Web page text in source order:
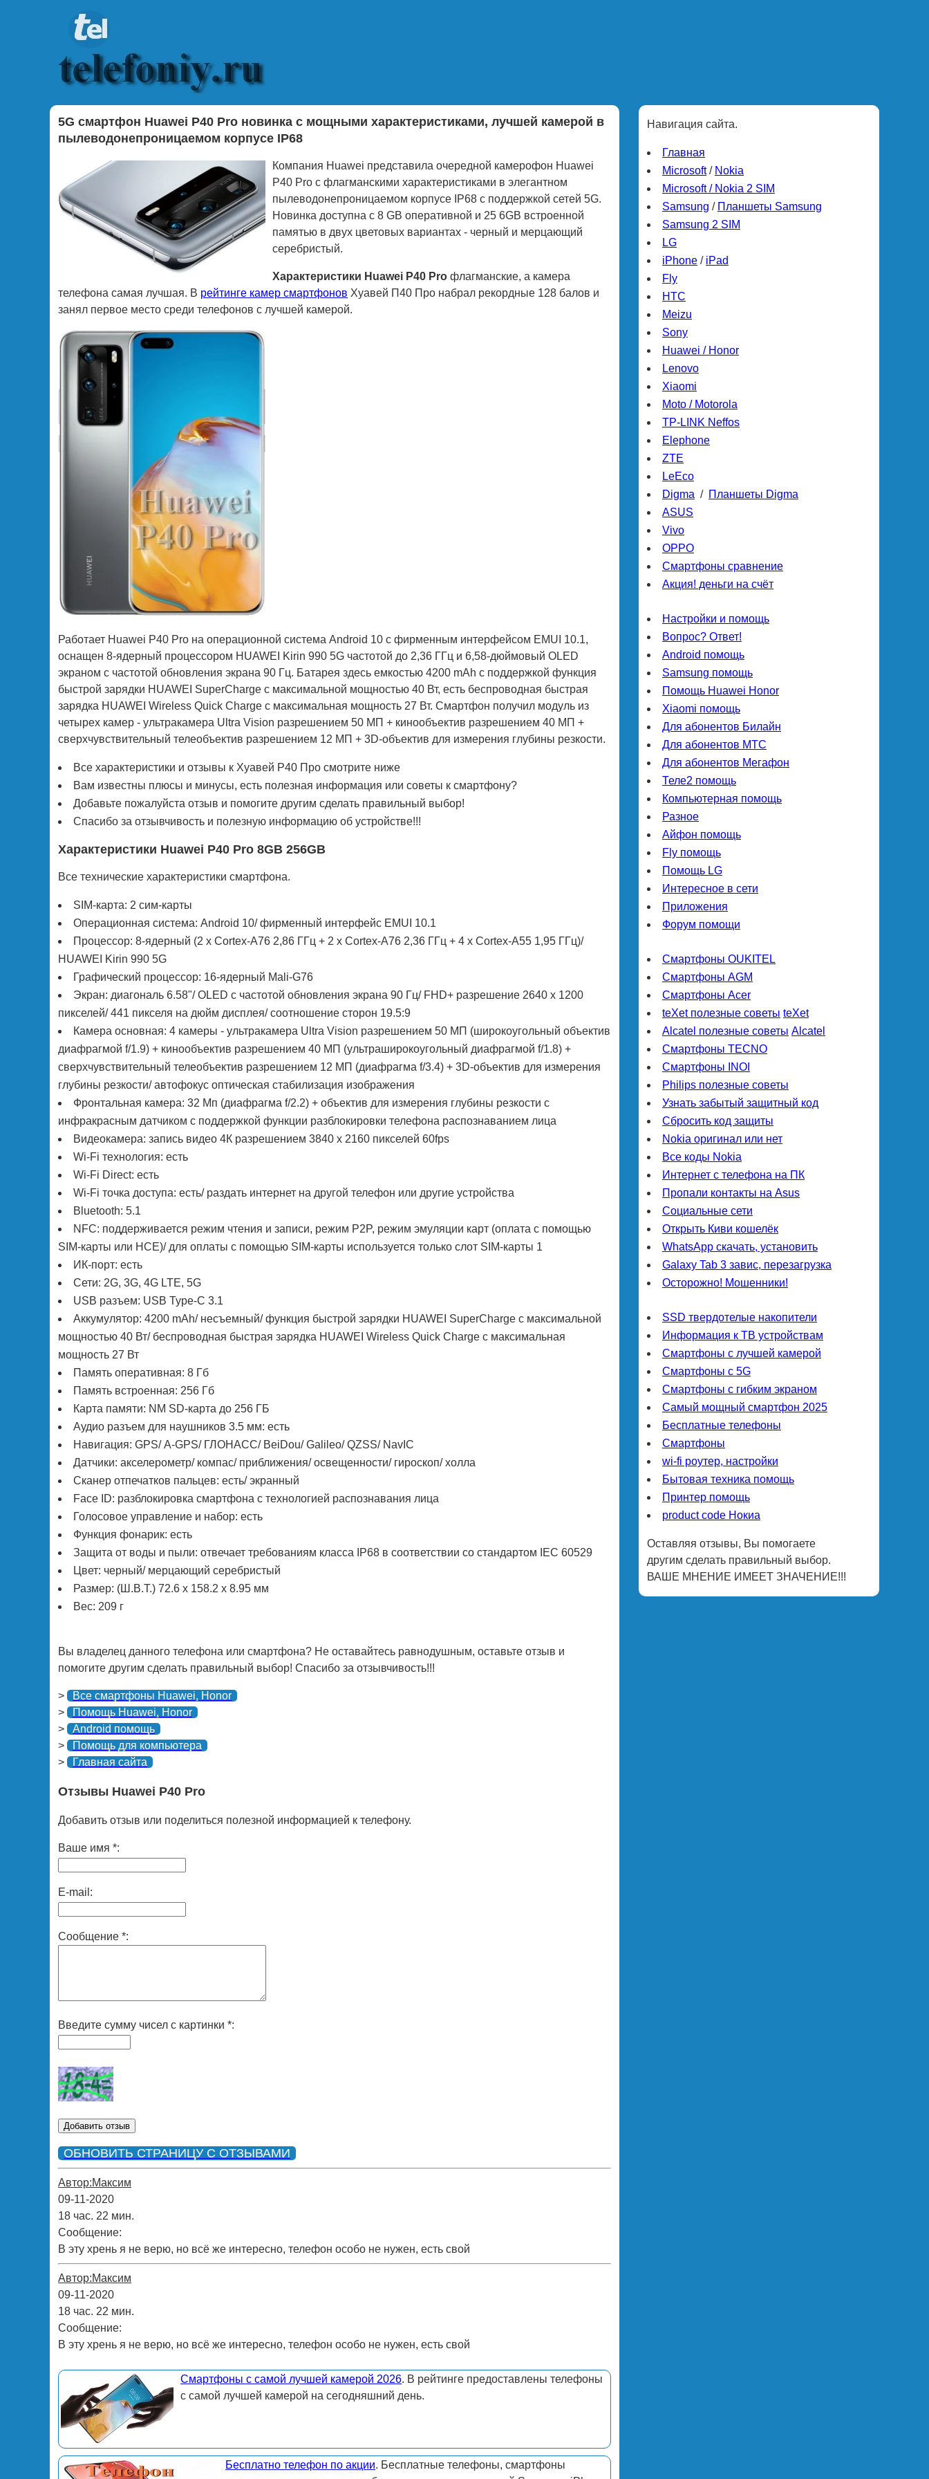
5G смартфон Huawei P40 Pro новинка с мощными характеристиками, лучшей камерой в
пылеводонепроницаемом корпусе IP68
Компания Huawei представила очередной камерофон Huawei
P40 Pro с флагманскими характеристиками в элегантном
пылеводонепроницаемом корпусе IP68 с поддержкой сетей 5G.
Новинка доступна с 8 GB оперативной и 25 6GB встроенной
памятью в двух цветовых вариантах - черный и мерцающий
серебристый.
Характеристики Huawei P40 Pro флагманские, а камера
телефона самая лучшая. В рейтинге камер смартфонов Хуавей П40 Про набрал рекордные 128 балов и
занял первое место среди телефонов с лучшей камерой.
Работает Huawei P40 Pro на операционной система Android 10 с фирменным интерфейсом EMUI 10.1,
оснащен 8-ядерный процессором HUAWEI Kirin 990 5G частотой до 2,36 ГГц и 6,58-дюймовый OLED
экраном с частотой обновления экрана 90 Гц. Батарея здесь емкостью 4200 mAh с поддержкой функция
быстрой зарядки HUAWEI SuperCharge с максимальной мощностью 40 Вт, есть беспроводная быстрая
зарядка HUAWEI Wireless Quick Charge с максимальная мощность 27 Вт. Смартфон получил модуль из
четырех камер - ультракамера Ultra Vision разрешением 50 МП + кинообъектив разрешением 40 МП +
сверхчувствительный телеобъектив разрешением 12 МП + 3D-объектив для измерения глубины резкости.
Все характеристики и отзывы к Хуавей Р40 Про смотрите ниже
Вам известны плюсы и минусы, есть полезная информация или советы к смартфону?
Добавьте пожалуйста отзыв и помогите другим сделать правильный выбор!
Спасибо за отзывчивость и полезную информацию об устройстве!!!
Характеристики Huawei P40 Pro 8GB 256GB
Все технические характеристики смартфона.
SIM-карта: 2 сим-карты
Операционная система: Android 10/ фирменный интерфейс EMUI 10.1
Процессор: 8-ядерный (2 х Cortex-A76 2,86 ГГц + 2 х Cortex-A76 2,36 ГГц + 4 х Cortex-A55 1,95 ГГц)/
HUAWEI Kirin 990 5G
Графический процессор: 16-ядерный Mali-G76
Экран: диагональ 6.58"/ OLED с частотой обновления экрана 90 Гц/ FHD+ разрешение 2640 x 1200
пикселей/ 441 пикселя на дюйм дисплея/ соотношение сторон 19.5:9
Камера основная: 4 камеры - ультракамера Ultra Vision разрешением 50 МП (широкоугольный объектив
диафрагмой f/1.9) + кинообъектив разрешением 40 МП (ультраширокоугольный диафрагмой f/1.8) +
сверхчувствительный телеобъектив разрешением 12 МП (диафрагма f/3.4) + 3D-объектив для измерения
глубины резкости/ автофокус оптическая стабилизация изображения
Фронтальная камера: 32 Мп (диафрагма f/2.2) + объектив для измерения глубины резкости с
инфракрасным датчиком с поддержкой функции разблокировки телефона распознаванием лица
Видеокамера: запись видео 4К разрешением 3840 х 2160 пикселей 60fps
Wi-Fi технология: есть
Wi-Fi Direct: есть
Wi-Fi точка доступа: есть/ раздать интернет на другой телефон или другие устройства
Bluetooth: 5.1
NFC: поддерживается режим чтения и записи, режим P2P, режим эмуляции карт (оплата с помощью
SIM-карты или HCE)/ для оплаты с помощью SIM-карты используется только слот SIM-карты 1
ИК-порт: есть
Сети: 2G, 3G, 4G LTE, 5G
USB разъем: USB Type-C 3.1
Аккумулятор: 4200 mAh/ несъемный/ функция быстрой зарядки HUAWEI SuperCharge с максимальной
мощностью 40 Вт/ беспроводная быстрая зарядка HUAWEI Wireless Quick Charge с максимальная
мощность 27 Вт
Память оперативная: 8 Гб
Память встроенная: 256 Гб
Карта памяти: NM SD-карта до 256 ГБ
Аудио разъем для наушников 3.5 мм: есть
Навигация: GPS/ А-GPS/ ГЛОНАСС/ BeiDou/ Galileo/ QZSS/ NavIC
Датчики: акселерометр/ компас/ приближения/ освещенности/ гироскоп/ холла
Сканер отпечатков пальцев: есть/ экранный
Face ID: разблокировка смартфона с технологией распознавания лица
Голосовое управление и набор: есть
Функция фонарик: есть
Защита от воды и пыли: отвечает требованиям класса IP68 в соответствии со стандартом IEC 60529
Цвет: черный/ мерцающий серебристый
Размер: (Ш.В.Т.) 72.6 х 158.2 х 8.95 мм
Вес: 209 г
Вы владелец данного телефона или смартфона? Не оставайтесь равнодушным, оставьте отзыв и
помогите другим сделать правильный выбор! Спасибо за отзывчивость!!!
>
Все смартфоны Huawei, Honor
>
Помощь Huawei, Honor
>
Android помощь
>
Помощь для компьютера
>
Главная сайта
Отзывы Huawei P40 Pro
Добавить отзыв или поделиться полезной информацией к телефону.
Ваше имя *:
E-mail:
Сообщение *:
Введите сумму чисел с картинки *:
ОБНОВИТЬ СТРАНИЦУ С ОТЗЫВАМИ
Автор:Максим
09-11-2020
18 час. 22 мин.
Сообщение:
В эту хрень я не верю, но всё же интересно, телефон особо не нужен, есть свой
Автор:Максим
09-11-2020
18 час. 22 мин.
Сообщение:
В эту хрень я не верю, но всё же интересно, телефон особо не нужен, есть свой
Смартфоны с самой лучшей камерой 2026. В рейтинге предоставлены телефоны
с самой лучшей камерой на сегодняшний день.
Бесплатно телефон по акции. Бесплатные телефоны, смартфоны
Навигация сайта.
Главная
Microsoft/ Nokia
Microsoft / Nokia 2 SIM
Samsung / Планшеты Samsung
Samsung 2 SIM
LG
iPhone / iPad
Fly
HTC
Meizu
Sony
Huawei / Honor
Lenovo
Xiaomi
Moto / Motorola
TP-LINK Neffos
Elephone
ZTE
LeEco
Digma / Планшеты Digma
ASUS
Vivo
OPPO
Смартфоны сравнение
Акция! деньги на счёт
Настройки и помощь
Вопрос? Ответ!
Android помощь
Samsung помощь
Помощь Huawei Honor
Xiaomi помощь
Для абонентов Билайн
Для абонентов МТС
Для абонентов Мегафон
Теле2 помощь
Компьютерная помощь
Разное
Айфон помощь
Fly помощь
Помощь LG
Интересное в сети
Приложения
Форум помощи
Смартфоны OUKITEL
Смартфоны AGM
Смартфоны Acer
teXet полезные советы teXet
Alcatel полезные советы Alcatel
Смартфоны TECNO
Смартфоны INOI
Philips полезные советы
Узнать забытый защитный код
Сбросить код защиты
Nokia оригинал или нет
Все коды Nokia
Интернет с телефона на ПК
Пропали контакты на Asus
Социальные сети
Открыть Киви кошелёк
WhatsApp скачать, установить
Galaxy Tab 3 завис, перезагрузка
Осторожно! Мошенники!
SSD твердотелые накопители
Информация к ТВ устройствам
Смартфоны с лучшей камерой
Смартфоны с 5G
Смартфоны с гибким экраном
Самый мощный смартфон 2025
Бесплатные телефоны
Смартфоны
wi-fi роутер, настройки
Бытовая техника помощь
Принтер помощь
product code Нокиа
Оставляя отзывы, Вы помогаете
другим сделать правильный выбор.
ВАШЕ МНЕНИЕ ИМЕЕТ ЗНАЧЕНИЕ!!!